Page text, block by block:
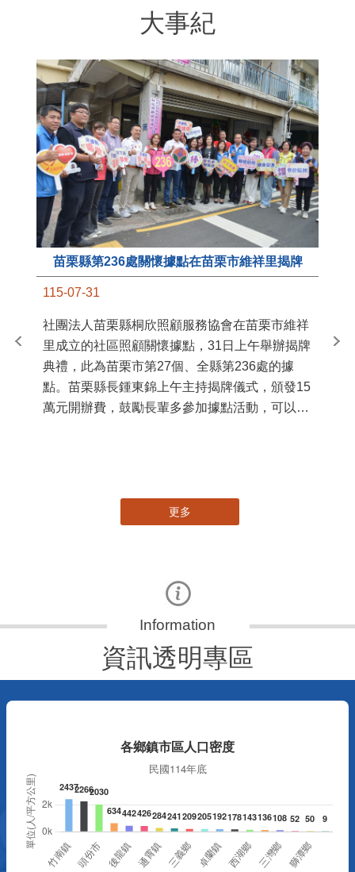
大事紀
苗栗縣第236處關懷據點在苗栗市維祥里揭牌
115-07-31
社團法人苗栗縣桐欣照顧服務協會在苗栗市維祥
里成立的社區照顧關懷據點，31日上午舉辦揭牌
典禮，此為苗栗市第27個、全縣第236處的據
點。苗栗縣長鍾東錦上午主持揭牌儀式，頒發15
萬元開辦費，鼓勵長輩多參加據點活動，可以更
苗
更多
資訊透明專區